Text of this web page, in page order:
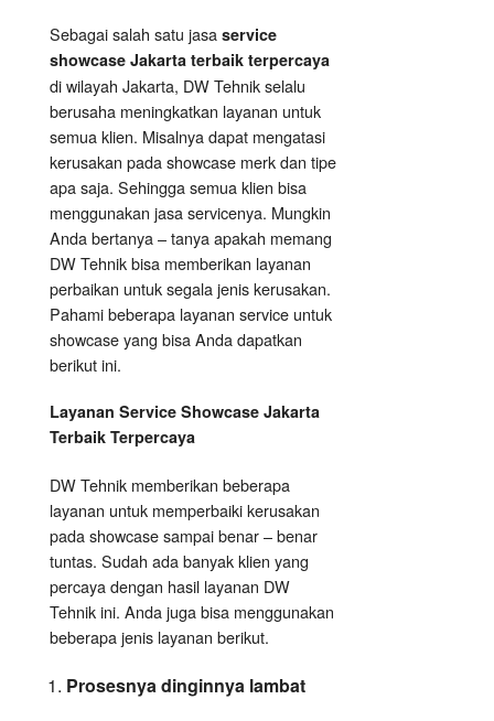
Sebagai salah satu jasa service
showcase Jakarta terbaik terpercaya
di wilayah Jakarta, DW Tehnik selalu
berusaha meningkatkan layanan untuk
semua klien. Misalnya dapat mengatasi
kerusakan pada showcase merk dan tipe
apa saja. Sehingga semua klien bisa
menggunakan jasa servicenya. Mungkin
Anda bertanya – tanya apakah memang
DW Tehnik bisa memberikan layanan
perbaikan untuk segala jenis kerusakan.
Pahami beberapa layanan service untuk
showcase yang bisa Anda dapatkan
berikut ini.
Layanan Service Showcase Jakarta
Terbaik Terpercaya
DW Tehnik memberikan beberapa
layanan untuk memperbaiki kerusakan
pada showcase sampai benar – benar
tuntas. Sudah ada banyak klien yang
percaya dengan hasil layanan DW
Tehnik ini. Anda juga bisa menggunakan
beberapa jenis layanan berikut.
Prosesnya dinginnya lambat